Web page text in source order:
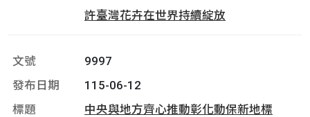
許臺灣花卉在世界持續綻放
9997
115-06-12
中央與地方齊心推動彰化動保新地標